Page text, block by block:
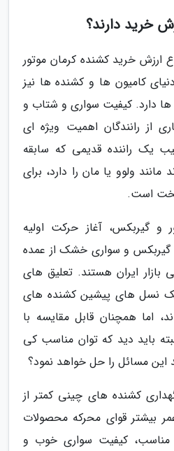
خرید دارند؟
ارزش خرید کشنده کرمان موتور
کامیون ها و کشنده ها نیز
ها دارد. کیفیت سواری و شتاب و
از رانندگان اهمیت ویژه ای
یک راننده قدیمی که سابقه
مانند ولوو یا مان را دارد، برای
است.
و گیربکس، آغاز حرکت اولیه
گیربکس و سواری خشک از عمده
ایران هستند. تعلیق های
نسل های پیشین کشنده های
اما همچنان قابل مقایسه با
باید دید که توان مناسب کی
کشنده های چینی کمتر از
بیشتر قوای محرکه محصولات
کیفیت سواری خوب و